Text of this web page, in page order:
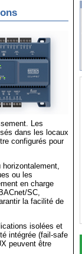
Les
dans les locaux
configurés pour
ou les
en charge
SC,
la facilité de
isolées et
intégrée (fail-safe
peuvent être